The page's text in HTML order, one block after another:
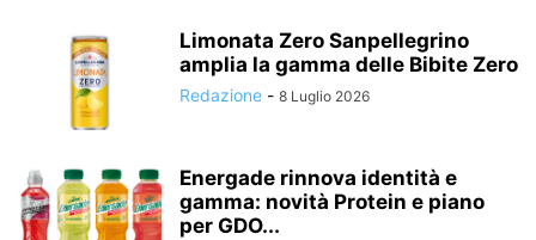
Limonata Zero Sanpellegrino
amplia la gamma delle Bibite Zero
Redazione - 8 Luglio 2026
Energade rinnova identità e
gamma: novità Protein e piano
per GDO...